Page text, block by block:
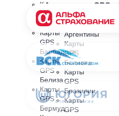
Карты
GPS
Багам
Карты
GPS
Барбадоса
Карты
GPS
Белиза
Карты
GPS
Бермуд
Америки
Карты
GPS
Аргентины
Карты
GPS
Боливии
Карты
GPS
Бразилии
Карты
GPS
GPS